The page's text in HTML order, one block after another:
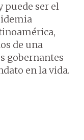
puede ser el
de una
gobernantes
en la vida.